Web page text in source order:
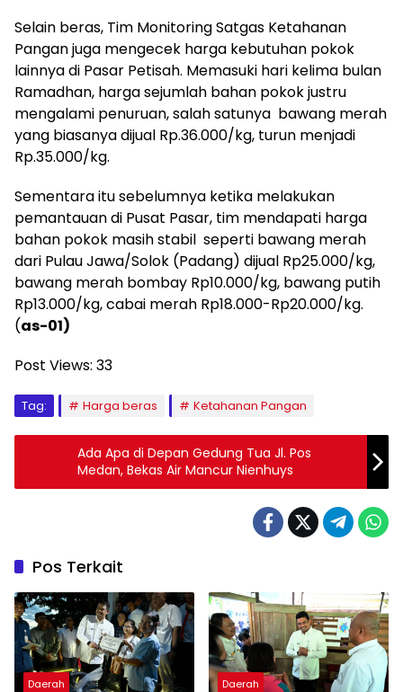
Selain beras, Tim Monitoring Satgas Ketahanan
Pangan juga mengecek harga kebutuhan pokok
lainnya di Pasar Petisah. Memasuki hari kelima bulan
Ramadhan, harga sejumlah bahan pokok justru
mengalami penuruan, salah satunya bawang merah
yang biasanya dijual Rp.36.000/kg, turun menjadi
Rp.35.000/kg.
Sementara itu sebelumnya ketika melakukan
pemantauan di Pusat Pasar, tim mendapati harga
bahan pokok masih stabil seperti bawang merah
dari Pulau Jawa/Solok (Padang) dijual Rp25.000/kg,
bawang merah bombay Rp10.000/kg, bawang putih
Rp13.000/kg, cabai merah Rp18.000-Rp20.000/kg.
(as-01)
Post Views: 33
Tag: Harga beras Ketahanan Pangan
Ada Apa di Depan Gedung Tua Jl. Pos
Medan, Bekas Air Mancur Nienhuys
Pos Terkait
Daerah Daerah